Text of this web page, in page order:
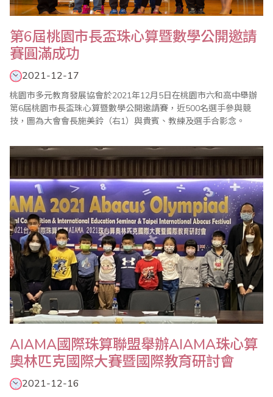
第6屆桃園市長盃珠心算暨數學公開邀請
賽圓滿成功
2021-12-17
桃園市多元教育發展協會於2021年12月5日在桃園市六和高中舉辦
第6屆桃園市長盃珠心算暨數學公開邀請賽，近500名選手參與競
AIAMA國際珠算聯盟舉辦AIAMA珠心算
奧林匹克國際大賽暨國際教育研討會
2021-12-16